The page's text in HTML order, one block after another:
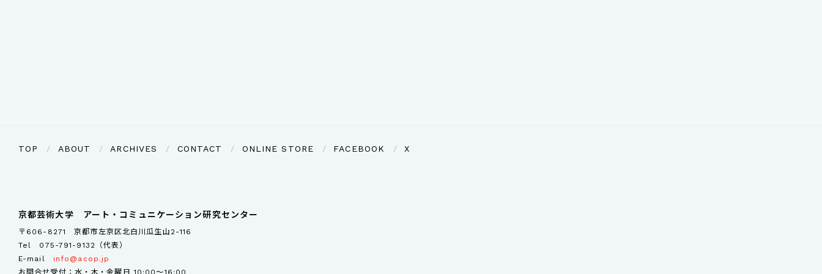
TOP ABOUT ARCHIVES CONTACT ONLINE STORE FACEBOOK X
京都芸術大学 アート・コミュニケーション研究センター
〒606-8271 京都市左京区北白川瓜生山2-116
Tel 075-791-9132（代表）
E-mail info@acop.jp
お問合せ受付：水・木・金曜日 10:00～16:00